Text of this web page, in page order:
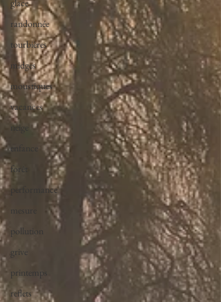
glace
randonnée
tourbières
midges
moustiques
vacances
neige
enfance
forêt
performance
mesure
pollution
grive
printemps
reflets